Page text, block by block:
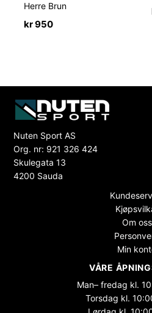
Herre Brun
kr950
Nuten Sport AS
Org. nr: 921 326 424
Skulegata 13
4200 Sauda
Om oss
Min
VÅRE
Man– fredag kl.
Torsdag kl.